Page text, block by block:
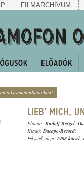
FILMARCHÍVUM
a GramofonRádióban!
Előadó: Rudolf Bergel,
Kiadó:Dacapo-Record;
Felvétel ideje: 1908 körül;